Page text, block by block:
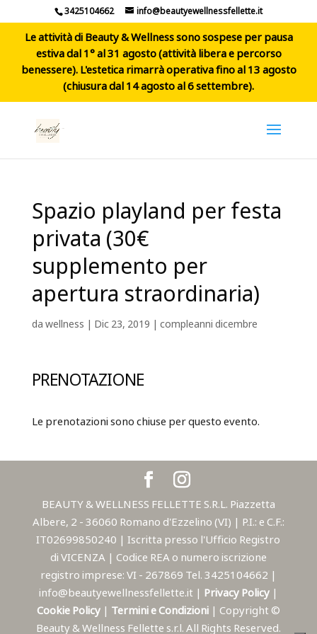
3425104662 info@beautyewellnessfellette.it
Le attività di Beauty & Wellness sono sospese per pausa
estiva dal 1° al 31 agosto (attività libera e percorso
benessere). L'estetica rimarrà operativa fino al 13 agosto
(chiusura dal 14 agosto al 6 settembre).
Spazio playland per festa
privata (30€
supplemento per
apertura straordinaria)
dawellness | Dic 23, 2019 | compleanni dicembre
PRENOTAZIONE
Le prenotazioni sono chiuse per questo evento.
BEAUTY & WELLNESS FELLETTE S.R.L. Piazzetta
Albere, 2 - 36060 Romano d'Ezzelino (VI) | P.I.: e C.F.:
IT02699850240 | Iscritta presso l'Ufficio Registro
di VICENZA | Codice REA o numero iscrizione
registro imprese: VI - 267869 Tel. 3425104662 |
info@beautyewellnessfellette.it | Privacy Policy |
Cookie Policy | Termini e Condizioni | Copyright ©
Beauty & Wellness Fellette s.r.l. All Rights Reserved.